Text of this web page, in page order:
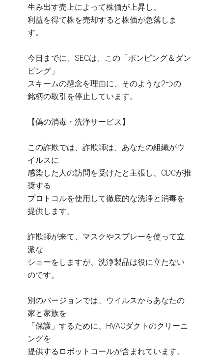
生み出す売上によって株価が上昇し、
利益を得て株を売却すると株価が急落しま
す。
今日までに、SECは、この「ポンピング＆ダン
ピング」
スキームの懸念を理由に、そのような2つの
銘柄の取引を停止しています。
【偽の消毒・洗浄サービス】
この詐欺では、詐欺師は、あなたの組織がウ
イルスに
感染した人の訪問を受けたと主張し、CDCが推
奨する
プロトコルを使用して徹底的な洗浄と消毒を
提供します。
詐欺師が来て、マスクやスプレーを使って立
派な
ショーをしますが、洗浄製品は役に立たない
のです。
別のバージョンでは、ウイルスからあなたの
家と家族を
「保護」するために、HVACダクトのクリーニ
ングを
提供するロボットコールが含まれています。